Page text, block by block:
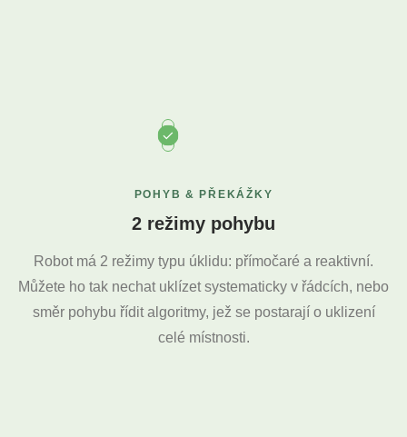
POHYB & PŘEKÁŽKY
2 režimy pohybu
Robot má 2 režimy typu úklidu: přímočaré a reaktivní.
Můžete ho tak nechat uklízet systematicky v řádcích, nebo
směr pohybu řídit algoritmy, jež se postarají o uklizení
celé místnosti.